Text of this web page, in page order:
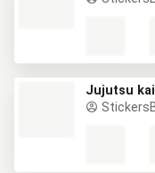
Jujutsu